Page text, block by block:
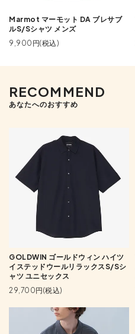
Marmot マーモット DA ブレサブ
ルS/Sシャツ メンズ
9,900円(税込)
RECOMMEND
あなたへのおすすめ
GOLDWIN ゴールドウィン ハイツ
イステッドウールリラックスS/Sシ
ャツ ユニセックス
29,700円(税込)